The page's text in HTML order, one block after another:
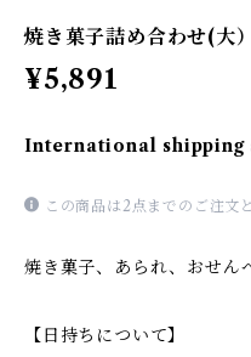
焼き菓子詰め合わせ(大）
¥5,891
International shipping
この商品は2点までのご注文
焼き菓子、あられ、おせん
【日持ちについて】